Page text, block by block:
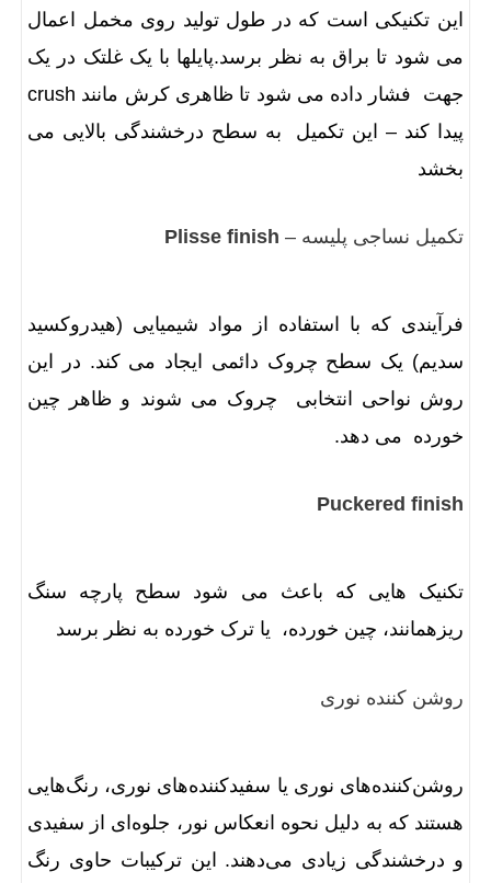
این تکنیکی است که در طول تولید روی مخمل اعمال
می شود تا براق به نظر برسد.پایلها با یک غلتک در یک
جهت فشار داده می شود تا ظاهری کرش مانند crush
پیدا کند – این تکمیل به سطح درخشندگی بالایی می
بخشد
تکمیل نساجی پلیسه – Plisse finish
فرآیندی که با استفاده از مواد شیمیایی (هیدروکسید
سدیم) یک سطح چروک دائمی ایجاد می کند. در این
روش نواحی انتخابی چروک می شوند و ظاهر چین
خورده می دهد.
Puckered finish
تکنیک هایی که باعث می شود سطح پارچه سنگ
ریزهمانند، چین خورده، یا ترک خورده به نظر برسد
روشن کننده نوری
روشن‌کننده‌های نوری یا سفیدکننده‌های نوری، رنگ‌هایی
هستند که به دلیل نحوه انعکاس نور، جلوه‌ای از سفیدی
و درخشندگی زیادی می‌دهند. این ترکیبات حاوی رنگ